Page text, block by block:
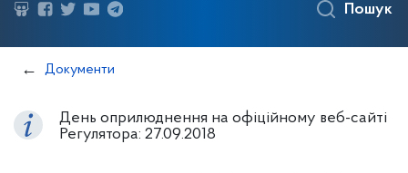
Пошук
Документи
День оприлюднення на офіційному веб-сайті
Регулятора: 27.09.2018